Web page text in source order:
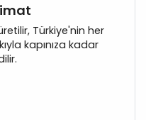
Türkiye'nin her
kapınıza kadar